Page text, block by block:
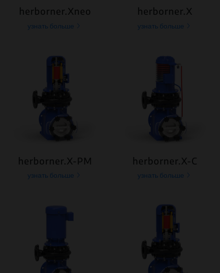
herborner.Xneo
узнать больше
herborner.X
узнать больше
herborner.X-PM
узнать больше
herborner.X-C
узнать больше